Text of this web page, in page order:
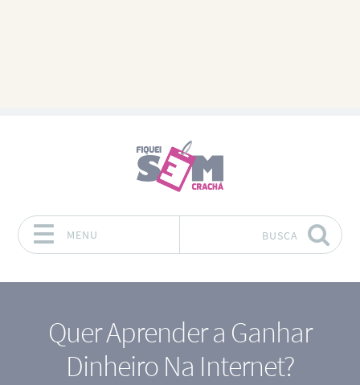
MENU BUSCA
Quer Aprender a Ganhar
Dinheiro Na Internet?